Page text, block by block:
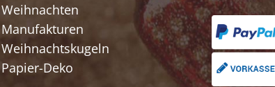
Weihnachten
Manufakturen
Weihnachtskugeln
Papier-Deko